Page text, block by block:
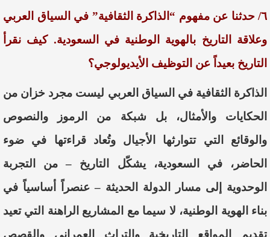
٦/ حدثنا عن مفهوم “الذاكرة الثقافية” في السياق العربي
وعلاقة التاريخ بالهوية الوطنية في السعودية. كيف نقرأ
التاريخ بعيداً عن التوظيف الأيديولوجي؟
الذاكرة الثقافية في السياق العربي ليست مجرد خزان من
الحكايات والأمثال، بل شبكة من الرموز والنصوص
والوقائع التي تتوارثها الأجيال وتُعاد قراءتها في ضوء
الحاضر، في السعودية، يشكّل التاريخ – من التجربة
الوحدوية إلى مسار الدولة الحديثة – عنصراً أساسياً في
بناء الهوية الوطنية، لا سيما مع المشاريع الراهنة التي تعيد
تقديم المواقع التاريخية والتراث العمراني والقصص